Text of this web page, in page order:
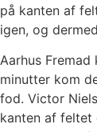
på kanten af
igen, og
Aarhus
minutter kom
fod. Victor
kanten af feltet